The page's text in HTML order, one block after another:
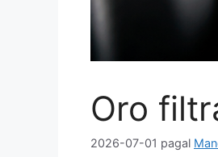
Oro
2026-07-01 pagal